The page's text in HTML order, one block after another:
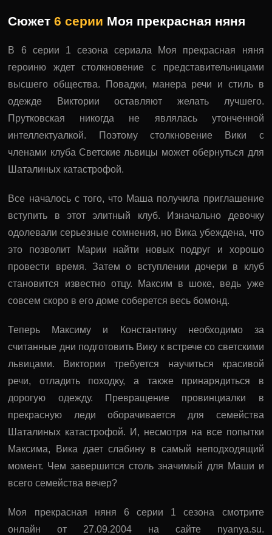
Сюжет6 серии Моя прекрасная няня
В 6 серии 1 сезона сериала Моя прекрасная няня
героиню ждет столкновение с представительницами
высшего общества. Повадки, манера речи и стиль в
одежде Виктории оставляют желать лучшего.
Прутковская никогда не являлась утонченной
интеллектуалкой. Поэтому столкновение Вики с
членами клуба Светские львицы может обернуться для
Шаталиных катастрофой.
Все началось с того, что Маша получила приглашение
вступить в этот элитный клуб. Изначально девочку
одолевали серьезные сомнения, но Вика убеждена, что
это позволит Марии найти новых подруг и хорошо
провести время. Затем о вступлении дочери в клуб
становится известно отцу. Максим в шоке, ведь уже
совсем скоро в его доме соберется весь бомонд.
Теперь Максиму и Константину необходимо за
считанные дни подготовить Вику к встрече со светскими
львицами. Виктории требуется научиться красивой
речи, отладить походку, а также принарядиться в
дорогую одежду. Превращение провинциалки в
прекрасную леди оборачивается для семейства
Шаталиных катастрофой. И, несмотря на все попытки
Максима, Вика дает слабину в самый неподходящий
момент. Чем завершится столь значимый для Маши и
всего семейства вечер?
Моя прекрасная няня 6 серии 1 сезона смотрите
онлайн от 27.09.2004 на сайте nyanya.su.